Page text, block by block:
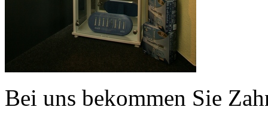
Bei uns bekommen Sie